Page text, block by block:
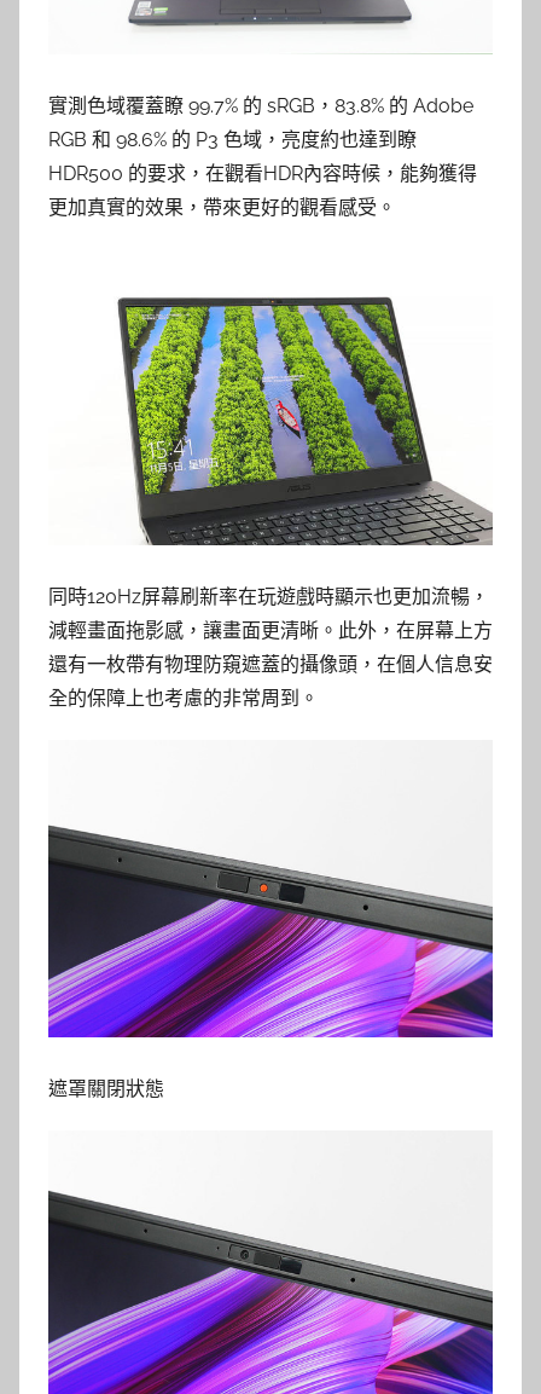
實測色域覆蓋瞭 99.7% 的 sRGB，83.8% 的 Adobe
RGB 和 98.6% 的 P3 色域，亮度約也達到瞭
HDR500 的要求，在觀看HDR內容時候，能夠獲得
更加真實的效果，帶來更好的觀看感受。
同時120Hz屏幕刷新率在玩遊戲時顯示也更加流暢，
減輕畫面拖影感，讓畫面更清晰。此外，在屏幕上方
還有一枚帶有物理防窺遮蓋的攝像頭，在個人信息安
全的保障上也考慮的非常周到。
遮罩關閉狀態